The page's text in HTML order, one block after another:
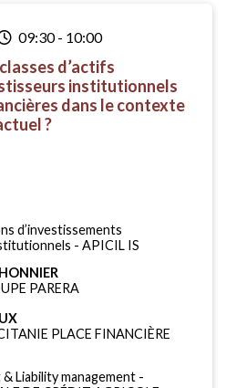
09:30- 10:00
d’actifs
institutionnels
dans le contexte
?
d’investissements
- APICIL IS
PARERA
PLACE FINANCIÈRE
Liability management -